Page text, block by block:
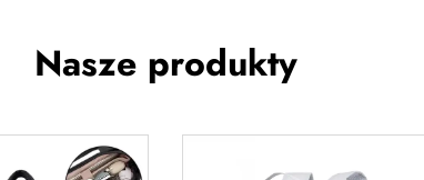
Nasze produkty